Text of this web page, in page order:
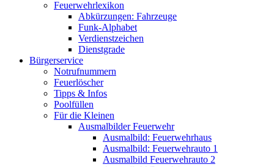
Feuerwehrlexikon
Abkürzungen: Fahrzeuge
Funk-Alphabet
Verdienstzeichen
Dienstgrade
Bürgerservice
Notrufnummern
Feuerlöscher
Tipps & Infos
Poolfüllen
Für die Kleinen
Ausmalbilder Feuerwehr
Ausmalbild: Feuerwehrhaus
Ausmalbild: Feuerwehrauto 1
Ausmalbild Feuerwehrauto 2